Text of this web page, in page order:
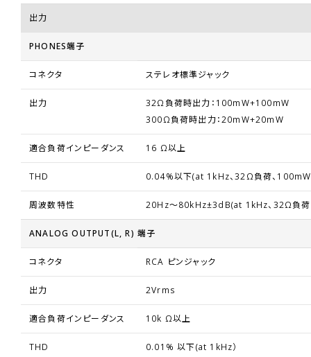
出力
PHONES端子
コネクタ ステレオ標準ジャック
出力
32Ω負荷時出力：100mW+100mW
300Ω負荷時出力：20mW+20mW
適合負荷インピーダンス 16 Ω以上
THD 0.04%以下(at 1kHz、32Ω負荷、
周波数特性 20Hz～80kHz±3dB(at 1kHz、32Ω負荷
ANALOG OUTPUT(L, R) 端子
コネクタ RCA ピンジャック
出力 2Vrms
適合負荷インピーダンス 10k Ω以上
THD 0.01% 以下(at 1kHz）